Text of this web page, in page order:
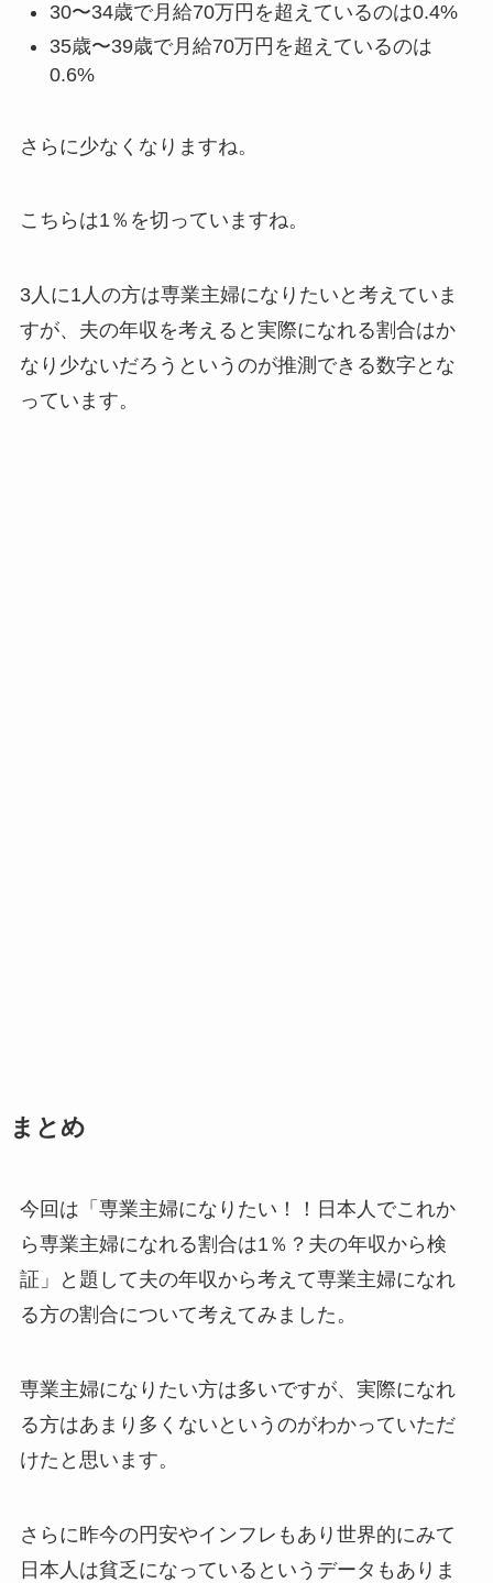
30〜34歳で月給70万円を超えているのは0.4%
35歳〜39歳で月給70万円を超えているのは
0.6%
さらに少なくなりますね。
こちらは1％を切っていますね。
3人に1人の方は専業主婦になりたいと考えていま
すが、夫の年収を考えると実際になれる割合はか
なり少ないだろうというのが推測できる数字とな
っています。
まとめ
今回は「専業主婦になりたい！！日本人でこれか
ら専業主婦になれる割合は1％？夫の年収から検
証」と題して夫の年収から考えて専業主婦になれ
る方の割合について考えてみました。
専業主婦になりたい方は多いですが、実際になれ
る方はあまり多くないというのがわかっていただ
けたと思います。
さらに昨今の円安やインフレもあり世界的にみて
日本人は貧乏になっているというデータもありま